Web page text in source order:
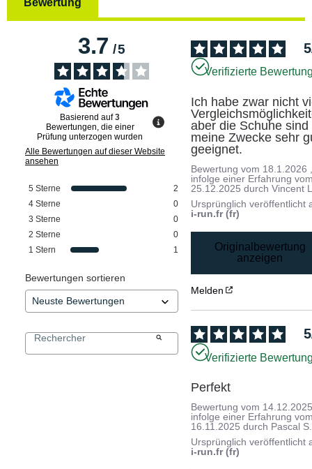
3.7/5
Basierend auf3
Bewertungen, die einer
Prüfung unterzogen wurden
Alle Bewertungen auf dieser Website
ansehen
5 Sterne
2
4 Sterne
0
3 Sterne
0
2 Sterne
0
1 Stern 1
Bewertungen sortieren
5
Verifizierte
Ich habe zwar nicht
aber die Schuhe sind
meine Zwecke sehr
geeignet.
Bewertung vom 18.1.2026
infolge einer Erfahrung
25.12.2025 durchVincent
Ursprünglich veröffentlicht
i-run.fr (fr)
Originalbewertung
anzeigen
Melden
5
Verifizierte
Perfekt
Bewertung vom
infolge einer Erfahrung
16.11.2025 durch Pascal S.
Ursprünglich veröffentlicht
i-run.fr (fr)